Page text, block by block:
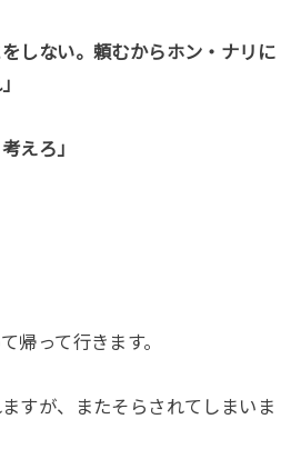
をしない。頼むからホン・ナリに
えろ」
帰って行きます。
すが、またそらされてしまいま